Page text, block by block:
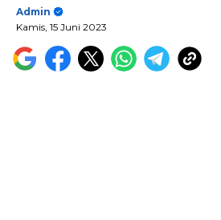
Admin
Kamis, 15 Juni 2023